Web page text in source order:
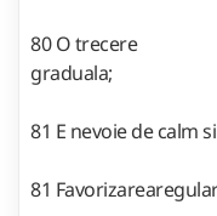
80 O trecere
graduala;
81 E nevoie de calm
81